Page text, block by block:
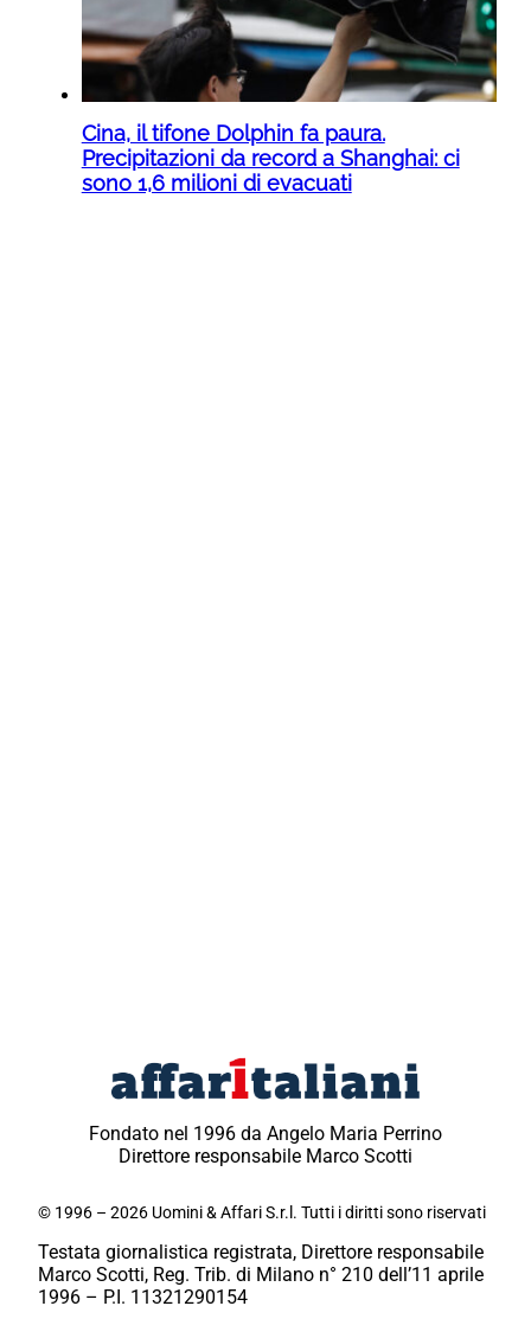
Cina, il tifone Dolphin fa paura.
Precipitazioni da record a Shanghai: ci
sono 1,6 milioni di evacuati
Fondato nel 1996 da Angelo Maria Perrino
Direttore responsabile Marco Scotti
© 1996 – 2026 Uomini & Affari S.r.l. Tutti i diritti sono riservati
Testata giornalistica registrata, Direttore responsabile
Marco Scotti, Reg. Trib. di Milano n° 210 dell’11 aprile
1996 – P.I. 11321290154